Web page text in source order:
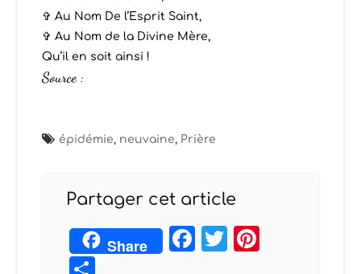
✞ Au Nom De l’Esprit Saint,
✞ Au Nom de la Divine Mère,
Qu’il en soit ainsi !
Source :
épidémie, neuvaine, Prière
Partager cet article
Share Facebook
Twitter